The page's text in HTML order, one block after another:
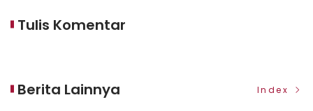
Tulis Komentar
Berita Lainnya Index